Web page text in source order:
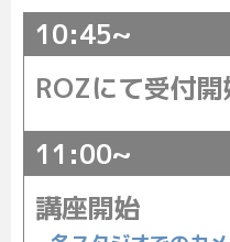
10:45~
ROZにて受付開
11:00~
講座開始